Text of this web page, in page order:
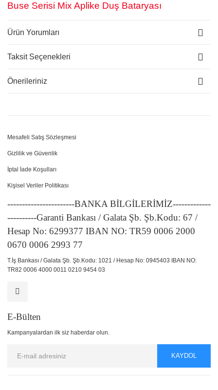
Buse Serisi Mix Aplike Duş Bataryası
Ürün Yorumları
Taksit Seçenekleri
Önerileriniz
Mesafeli Satış Sözleşmesi
Gizlilik ve Güvenlik
İptal İade Koşulları
Kişisel Veriler Politikası
-----------------------BANKA BİLGİLERİMİZ-------------
----------Garanti Bankası / Galata Şb. Şb.Kodu: 67 /
Hesap No: 6299377 IBAN NO: TR59 0006 2000
0670 0006 2993 77
T.İş Bankası / Galata Şb. Şb.Kodu: 1021 / Hesap No: 0945403 IBAN NO:
TR82 0006 4000 0011 0210 9454 03
E-Bülten
Kampanyalardan ilk siz haberdar olun.
KAYDOL